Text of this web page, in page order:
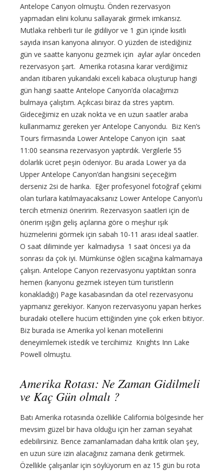
Antelope Canyon olmuştu. Önden rezervasyon
yapmadan elini kolunu sallayarak girmek imkansız.
Mutlaka rehberli tur ile gidiliyor ve 1 gün içinde kısıtlı
sayıda insan kanyona alınıyor. O yüzden de istediğiniz
gün ve saatte kanyonu gezmek için aylar aylar önceden
rezervasyon şart. Amerika rotasına karar verdiğimiz
andan itibaren yukarıdaki exceli kabaca oluşturup hangi
gün hangi saatte Antelope Canyon’da olacağımızı
bulmaya çalıştım. Açıkcası biraz da stres yaptım.
Gideceğimiz en uzak nokta ve en uzun saatler araba
kullanmamız gereken yer Antelope Canyondu. Biz Ken’s
Tours firmasında Lower Antelope Canyon için saat
11:00 seansına rezervasyon yaptırdık. Vergilerle 55
dolarlık ücret peşin ödeniyor. Bu arada Lower ya da
Upper Antelope Canyon’dan hangisini seçeceğim
derseniz 2si de harika. Eğer profesyonel fotoğraf çekimi
olan turlara katılmayacaksanız Lower Antelope Canyon’u
tercih etmenizi öneririm. Rezervasyon saatleri için de
önerim ışığın geliş açılarına göre o meşhur ışık
hüzmelerini görmek için sabah 10-11 arası ideal saatler.
O saat diliminde yer kalmadıysa 1 saat öncesi ya da
sonrası da çok iyi. Mümkünse öğlen sıcağına kalmamaya
çalışın. Antelope Canyon rezervasyonu yaptıktan sonra
hemen (kanyonu gezmek isteyen tüm turistlerin
konakladığı) Page kasabasından da otel rezervasyonu
yapmanız gerekiyor. Kanyon rezervasyonu yapan herkes
buradaki otellere hucüm ettiğinden yine çok erken bitiyor.
Biz burada ise Amerika yol kenarı motellerini
deneyimlemek istedik ve tercihimiz Knights Inn Lake
Powell olmuştu.
Amerika Rotası: Ne Zaman Gidilmeli
ve Kaç Gün olmalı ?
Batı Amerika rotasında özellikle California bölgesinde her
mevsim güzel bir hava olduğu için her zaman seyahat
edebilirsiniz. Bence zamanlamadan daha kritik olan şey,
en uzun süre izin alacağınız zamana denk getirmek.
Özellikle çalışanlar için söylüyorum en az 15 gün bu rota